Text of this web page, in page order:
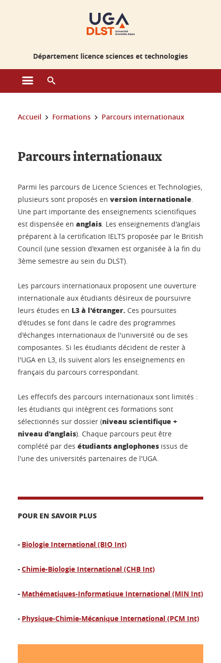
Département licence sciences et technologies
Ouvrir le menu principal
Vous êtes ici :
Accueil Formations Parcours internationaux
Parcours internationaux
Parmi les parcours de Licence Sciences et Technologies,
plusieurs sont proposés en version internationale.
Une part importante des enseignements scientifiques
est dispensée en anglais. Les enseignements d'anglais
préparent à la certification IELTS proposée par le British
Council (une session d'examen est organisée à la fin du
3ème semestre au sein du DLST).
Les parcours internationaux proposent une ouverture
internationale aux étudiants désireux de poursuivre
leurs études en L3 à l'étranger. Ces poursuites
d'études se font dans le cadre des programmes
d'échanges internationaux de l'université ou de ses
composantes. Si les étudiants décident de rester à
l'UGA en L3, ils suivent alors les enseignements en
français du parcours correspondant.
Les effectifs des parcours internationaux sont limités :
les étudiants qui intègrent ces formations sont
sélectionnés sur dossier (niveau scientifique +
niveau d'anglais). Chaque parcours peut être
complété par des étudiants anglophones issus de
l'une des universités partenaires de l'UGA.
POUR EN SAVOIR PLUS
- Biologie International (BIO Int)
-Chimie-Biologie International (CHB Int)
- Mathématiques-Informatique International (MIN Int)
- Physique-Chimie-Mécanique International (PCM Int)